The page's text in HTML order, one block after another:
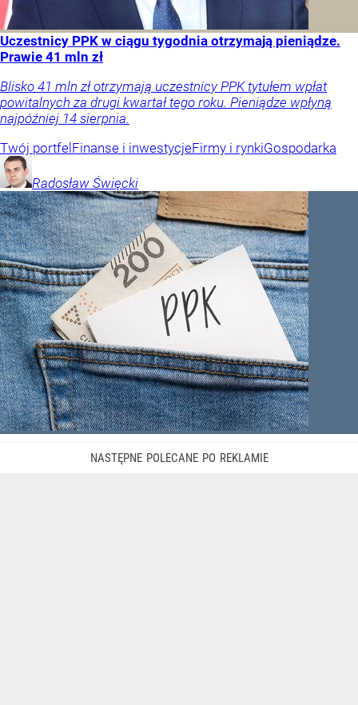
Uczestnicy PPK w ciągu tygodnia otrzymają pieniądze.
Prawie 41 mln zł
Blisko 41 mln zł otrzymają uczestnicy PPK tytułem wpłat
powitalnych za drugi kwartał tego roku. Pieniądze wpłyną
najpóźniej 14 sierpnia.
Twój portfel Finanse i inwestycjeFirmy i rynkiGospodarka
Radosław Święcki